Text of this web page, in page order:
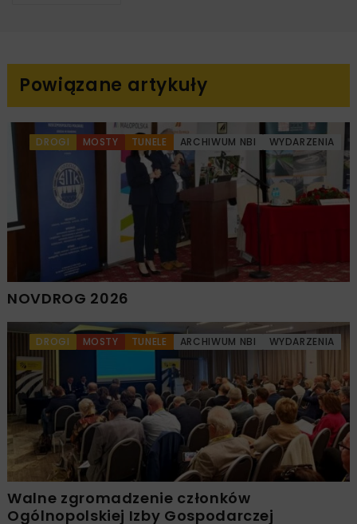
Powiązane artykuły
DROGI MOSTY TUNELE ARCHIWUM NBI WYDARZENIA
NOVDROG 2026
DROGI MOSTY TUNELE ARCHIWUM NBI WYDARZENIA
Walne zgromadzenie członków
Ogólnopolskiej Izby Gospodarczej